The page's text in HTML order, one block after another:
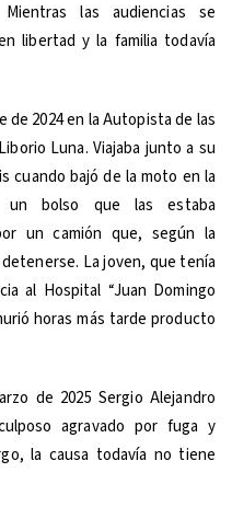
las audiencias se
libertad y la familia todavía
de 2024 en la Autopista de las
Luna. Viajaba junto a su
cuando bajó de la moto en la
un bolso que las estaba
un camión que, según la
La joven, que tenía
al Hospital “Juan Domingo
horas más tarde producto
de 2025 Sergio Alejandro
agravado por fuga y
la causa todavía no tiene